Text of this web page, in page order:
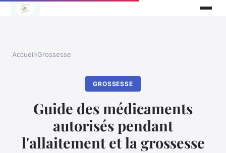
Accueil›Grossesse
GROSSESSE
Guide des médicaments
autorisés pendant
l'allaitement et la grossesse